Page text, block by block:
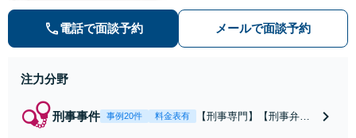
【弁護士泉義孝が相談、刑事弁護を
担当】【逮捕・勾留でお悩みの方は
電話で面談予約 メールで面談予約
注力分野
刑事事件 事例20件 料金表有
【刑事専門】【刑事弁護